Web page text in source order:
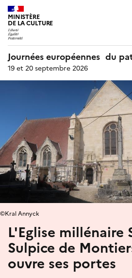
MINISTÈRE
DE LA CULTURE
Journées européennes du
19 et 20 septembre 2026
L'Eglise millénaire
Sulpice de
ouvre ses portes
©Kral Annyck